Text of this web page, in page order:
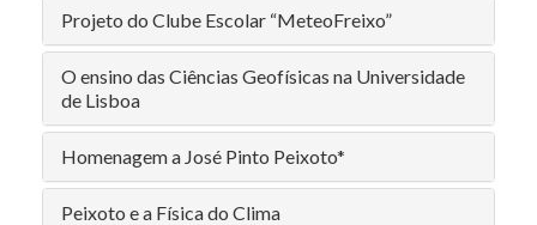
Projeto do Clube Escolar “MeteoFreixo”
O ensino das Ciências Geofísicas na Universidade
de Lisboa
Homenagem a José Pinto Peixoto*
Peixoto e a Física do Clima